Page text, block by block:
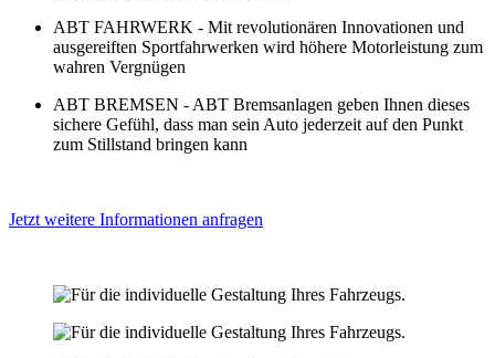
ABT FAHRWERK - Mit revolutionären Innovationen und
ausgereiften Sportfahrwerken wird höhere Motorleistung zum
wahren Vergnügen
ABT BREMSEN - ABT Bremsanlagen geben Ihnen dieses
sichere Gefühl, dass man sein Auto jederzeit auf den Punkt
zum Stillstand bringen kann
Jetzt weitere Informationen anfragen